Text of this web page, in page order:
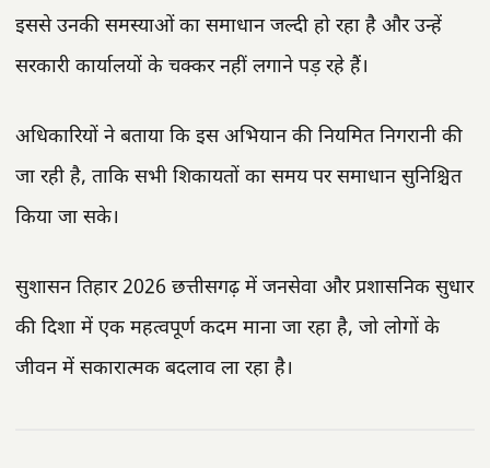
इससे उनकी समस्याओं का समाधान जल्दी हो रहा है और उन्हें
सरकारी कार्यालयों के चक्कर नहीं लगाने पड़ रहे हैं।
अधिकारियों ने बताया कि इस अभियान की नियमित निगरानी की
जा रही है, ताकि सभी शिकायतों का समय पर समाधान सुनिश्चित
किया जा सके।
सुशासन तिहार 2026 छत्तीसगढ़ में जनसेवा और प्रशासनिक सुधार
की दिशा में एक महत्वपूर्ण कदम माना जा रहा है, जो लोगों के
जीवन में सकारात्मक बदलाव ला रहा है।